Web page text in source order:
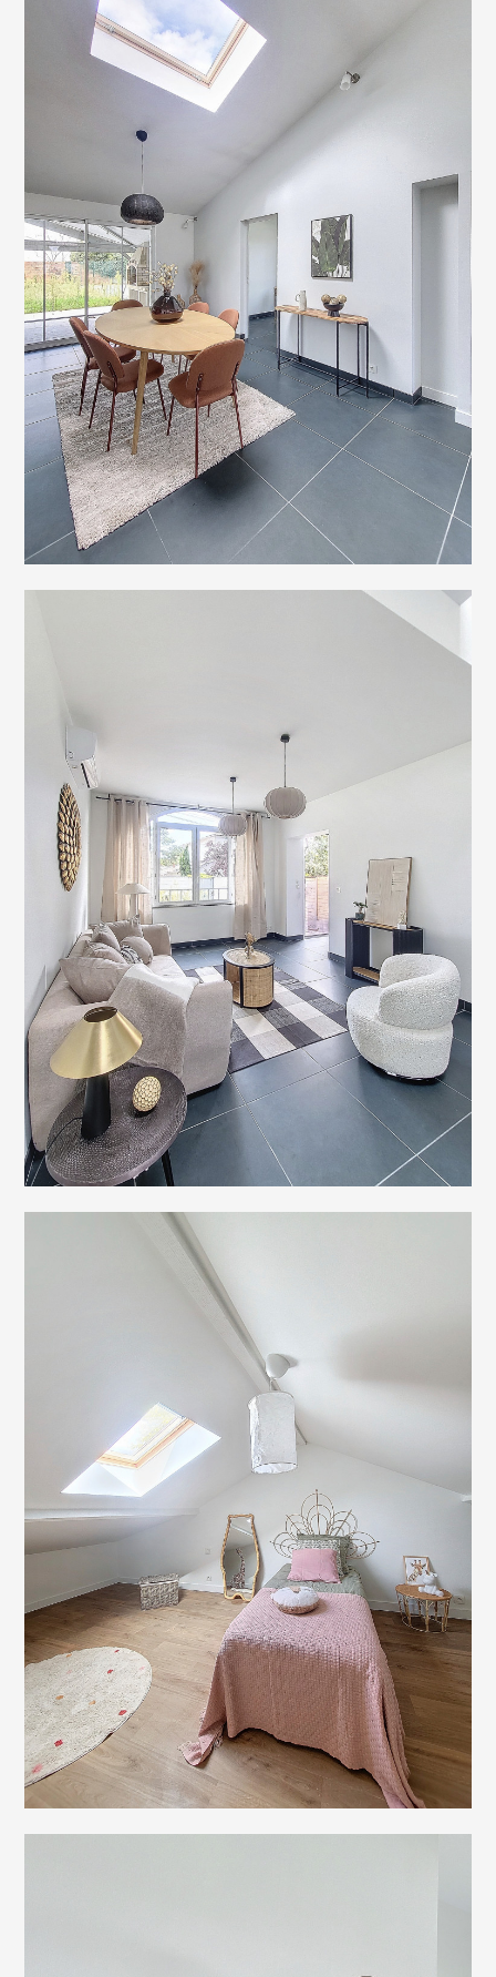
ACCUEIL
À PROPOS
RÉALISATIONS
CONCEPT & SERVICES
HOME STAGING POUR LES PROS
TARIFS
DEMANDE DE DEVIS
TÉMOIGNAGES
ARTICLES
CONDITIONS GÉNÉRALES
POLITIQUE DE CONFIDENTIALITÉ